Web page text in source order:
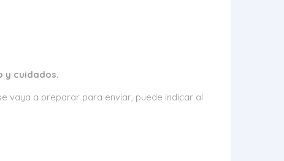
y cuidados.
vaya a preparar para enviar, puede indicar al